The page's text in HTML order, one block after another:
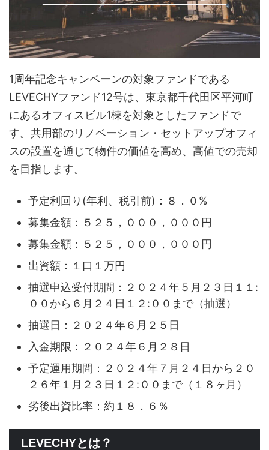
1周年記念キャンペーンの対象ファンドである
LEVECHYファンド12号は、東京都千代田区平河町
にあるオフィスビル1棟を対象としたファンドで
す。共用部のリノベーション・セットアップオフィ
スの設置を通じて物件の価値を高め、高値での売却
を目指します。
予定利回り(年利、税引前)：８．０%
募集金額：５２５，０００，０００円
募集金額：５２５，０００，０００円
出資額：１口１万円
抽選申込受付期間：２０２４年５月２３日１１:
００から６月２４日１２:００まで（抽選）
抽選日：２０２４年６月２５日
入金期限：２０２４年６月２８日
予定運用期間：２０２４年７月２４日から２０
２６年１月２３日１２:００まで（１８ヶ月）
劣後出資比率：約１８．６％
LEVECHYとは？